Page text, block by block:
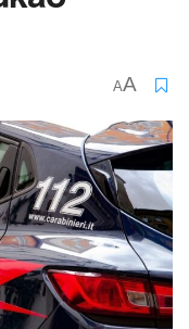
AA